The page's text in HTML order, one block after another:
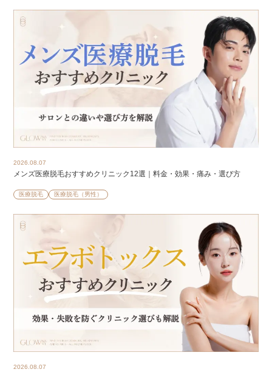
2026.08.07
メンズ医療脱毛おすすめクリニック12選｜料金・効果・痛み・選び方
医療脱毛 医療脱毛（男性）
2026.08.07